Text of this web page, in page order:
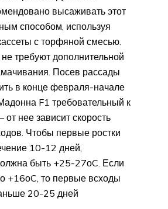
высаживать этот
способом, используя
с торфяной смесью.
требуют дополнительной
Посев рассады
в конце февраля-начале
F1 требовательный к
нее зависит скорость
Чтобы первые ростки
10-12 дней,
быть +25-27оC. Если
+16оC, то первые всходы
20-25 дней